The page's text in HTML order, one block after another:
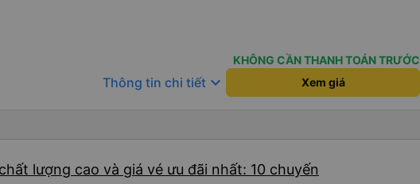
KHÔNG CẦN THANH TOÁN TRƯỚC
Thông tin chi tiết keyboard_arrow_down Xem giá
lượng cao và giá vé ưu đãi nhất: 10 chuyến